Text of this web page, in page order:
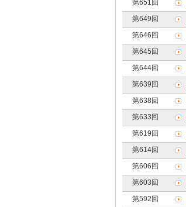
第651回
第649回
第646回
第645回
第644回
第639回
第638回
第633回
第619回
第614回
第606回
第603回
第592回